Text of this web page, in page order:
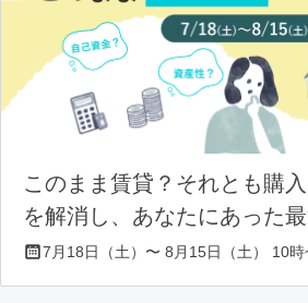
このまま賃貸？それとも購
を解消し、あなたにあった
7月18日（土）〜 8月15日（土） 10